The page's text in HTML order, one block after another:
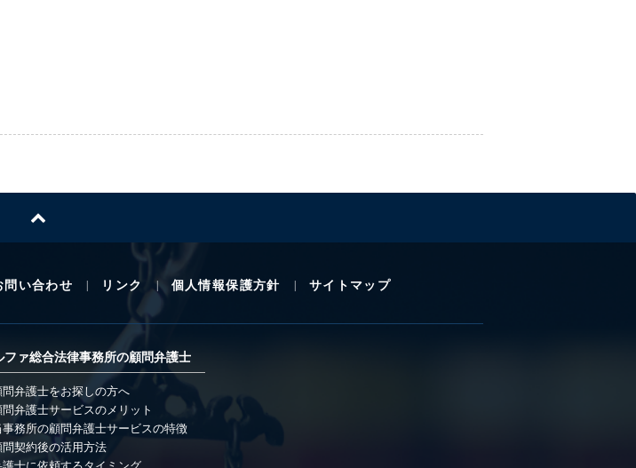
問い合わせ リンク 個人情報保護方針 サイトマップ
ファ総合法律事務所の顧問弁護士
問弁護士をお探しの方へ
問弁護士サービスのメリット
事務所の顧問弁護士サービスの特徴
問契約後の活用方法
護士に依頼するタイミング